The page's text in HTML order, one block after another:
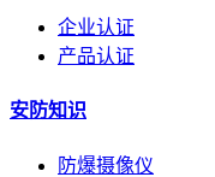
企业认证
产品认证
安防知识
防爆摄像仪